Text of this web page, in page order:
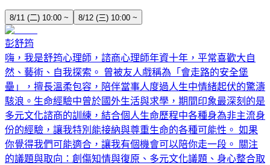
8/11 (二) 10:00 ~ 8/12 (三) 10:00 ~
彭舒筠
嗨，我是舒筠心理師，諮商心理師年資十年，平常喜歡大自
然、藝術、自我探索。 曾被友人戲稱為「會走路的安全堡
壘」，擅長溫柔包容，陪伴當事人度過人生中情緒起伏的驚濤
駭浪。生命經驗中曾於國外生活與求學，期間印象最深刻的是
多元文化諮商的訓練，結合個人生命歷程中各種身為非主流身
份的經驗，讓我特別能接納與尊重生命的各種可能性。 如果
你覺得我們可能適合，讓我有個機會可以陪你走一段。 關注
的議題與取向：創傷知情與復原、多元文化議題、身心整合取